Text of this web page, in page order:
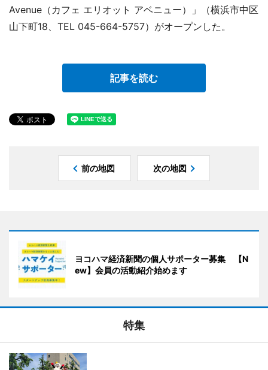
Avenue（カフェ エリオット アベニュー）」（横浜市中区
山下町18、TEL 045-664-5757）がオープンした。
記事を読む
前の地図 次の地図
ヨコハマ経済新聞の個人サポーター募集 【N
ew】会員の活動紹介始めます
特集